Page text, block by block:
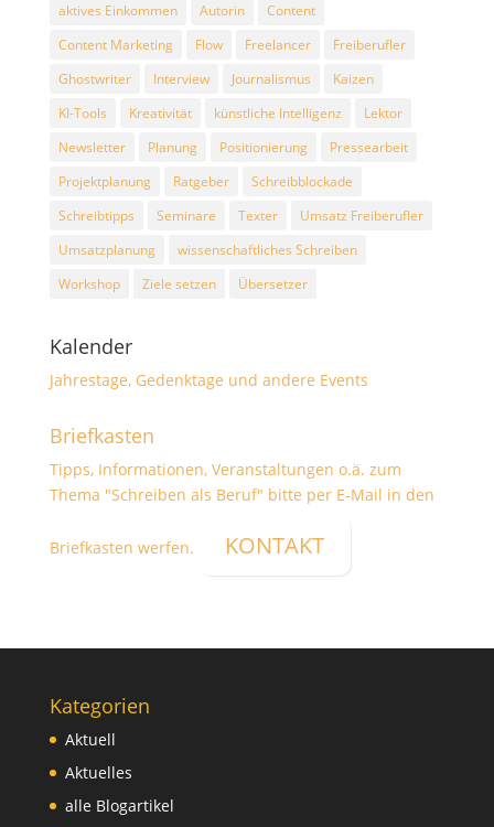
aktives Einkommen
Autorin
Content
Content Marketing
Flow Freelancer
Freiberufler
Ghostwriter
Interview Journalismus
Kaizen
KI-Tools
Kreativität künstliche Intelligenz
Lektor
Newsletter
Planung Positionierung
Pressearbeit
Projektplanung
Ratgeber
Schreibblockade
Schreibtipps
Seminare Texter
Umsatz Freiberufler
Umsatzplanung
wissenschaftliches Schreiben
Workshop
Ziele setzen Übersetzer
Kalender
Jahrestage, Gedenktage und andere Events
Briefkasten
Tipps, Informationen, Veranstaltungen o.ä. zum
Thema "Schreiben als Beruf" bitte per E-Mail in den
Briefkasten werfen. KONTAKT
Kategorien
Aktuell
Aktuelles
alle Blogartikel